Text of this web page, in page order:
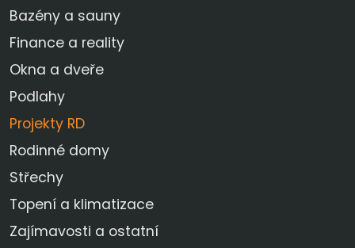
Bazény a sauny
Finance a reality
Okna a dveře
Podlahy
Projekty RD
Rodinné domy
Střechy
Topení a klimatizace
Zajímavosti a ostatní